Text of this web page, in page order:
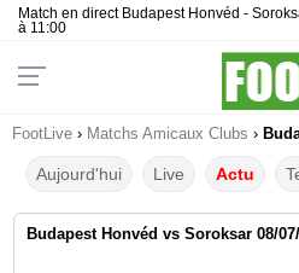
Match en direct Budapest Honvéd -
à 11:00
FootLive › Matchs Amicaux Clubs ›
Aujourd'hui Live Actu
Budapest Honvéd vs Soroksar 08/